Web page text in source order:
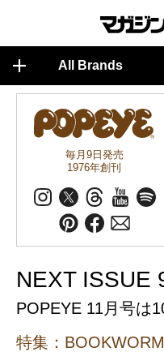
All Brands
毎月9日発売
1976年創刊
NEXT ISSUE
POPEYE 11月号は
特集：